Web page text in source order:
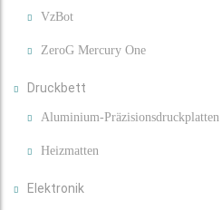
VzBot
ZeroG Mercury One
Druckbett
Aluminium-Präzisionsdruckplatten
Heizmatten
Elektronik